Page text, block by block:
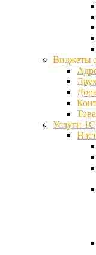
Виджеты
Услуги 1С